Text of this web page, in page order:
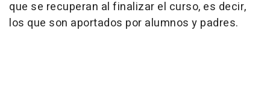
que se recuperan al finalizar el curso, es decir,
los que son aportados por alumnos y padres.